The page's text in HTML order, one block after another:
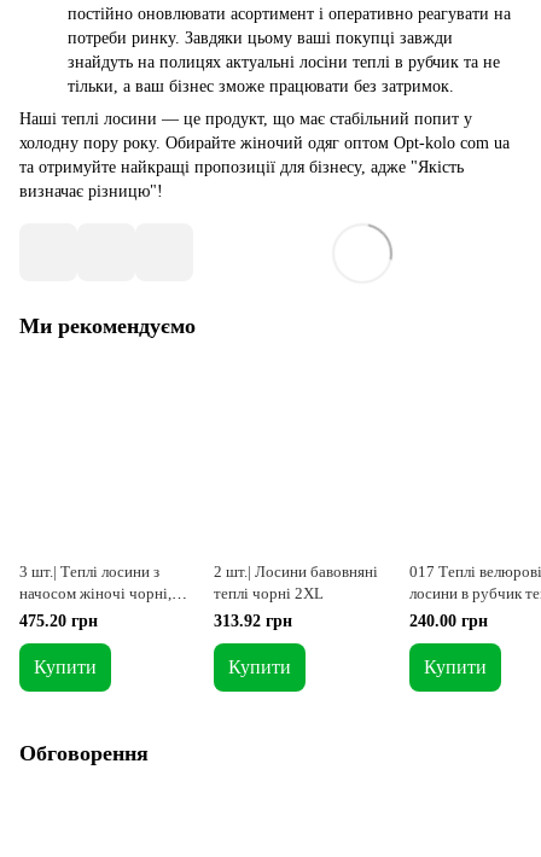
постійно оновлювати асортимент і оперативно реагувати на
потреби ринку. Завдяки цьому ваші покупці завжди
знайдуть на полицях актуальні лосіни теплі в рубчик та не
тільки, а ваш бізнес зможе працювати без затримок.
Наші теплі лосини — це продукт, що має стабільний попит у
холодну пору року. Обирайте жіночий одяг оптом Opt-kolo com ua
та отримуйте найкращі пропозиції для бізнесу, адже "Якість
визначає різницю"!
Ми рекомендуємо
3 шт.| Теплі лосини з
начосом жіночі чорні,
норма
475.20 грн
Купити
2 шт.| Лосини бавовняні
теплі чорні 2XL
313.92 грн
Купити
017 Теплі велюрові
лосини в рубчик
сірі XS
240.00 грн
Купити
Обговорення